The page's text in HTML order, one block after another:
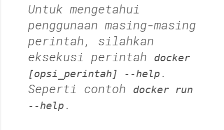
Untuk mengetahui
penggunaan masing-masing
perintah, silahkan
eksekusi perintah
docker
[opsi_perintah] --help .
Seperti contoh
docker run
--help .